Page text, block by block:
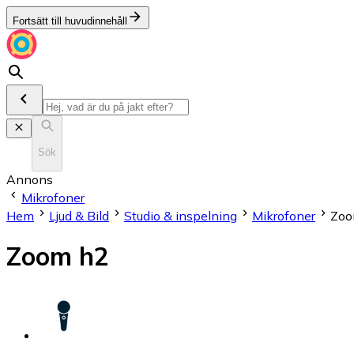
Fortsätt till huvudinnehåll
Sök
Annons
Mikrofoner
Hem
Ljud & Bild Studio & inspelning Mikrofoner
Zoom h2